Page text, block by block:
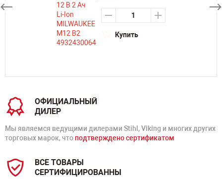
Купить
ОФИЦИАЛЬНЫЙ
ДИЛЕР
Мы являемся ведущими дилерами Stihl, Viking и многих других
торговых марок, что подтверждено сертификатом
ВСЕ ТОВАРЫ
СЕРТИФИЦИРОВАННЫ